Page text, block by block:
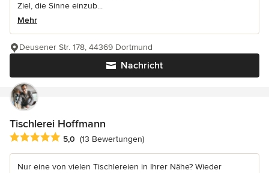
Ziel, die Sinne einzub...
Mehr
Nachricht
Deusener Str. 178, 44369 Dortmund
Tischlerei Hoffmann
Durchschnittliche Bewertung: 5 von 5 Sternen
5,0 (13 Bewertungen)
Nur eine von vielen Tischlereien in Ihrer Nähe? Wieder